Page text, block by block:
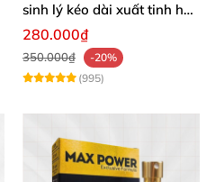
sinh lý kéo dài xuất tinh hộp
4 viên
280.000₫
350.000₫
-20%
(995)